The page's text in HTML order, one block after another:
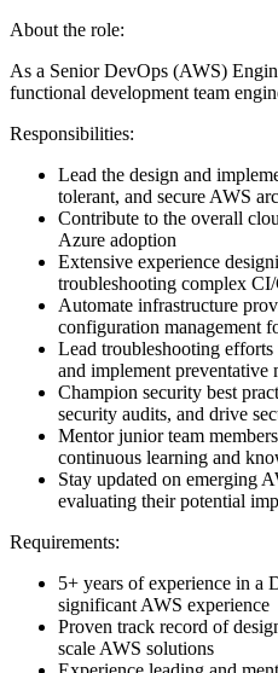
About the role:
As a Senior DevOps (AWS)
functional development team
Responsibilities:
Lead the design and
tolerant, and secure AWS
Contribute to the overall
Azure adoption
Extensive experience
troubleshooting complex
Automate infrastructure
configuration management
Lead troubleshooting
and implement preventative
Champion security best
security audits, and drive
Mentor junior team
continuous learning and
Stay updated on emerging
evaluating their potential
Requirements:
5+ years of experience in a
significant AWS experience
Proven track record of
scale AWS solutions